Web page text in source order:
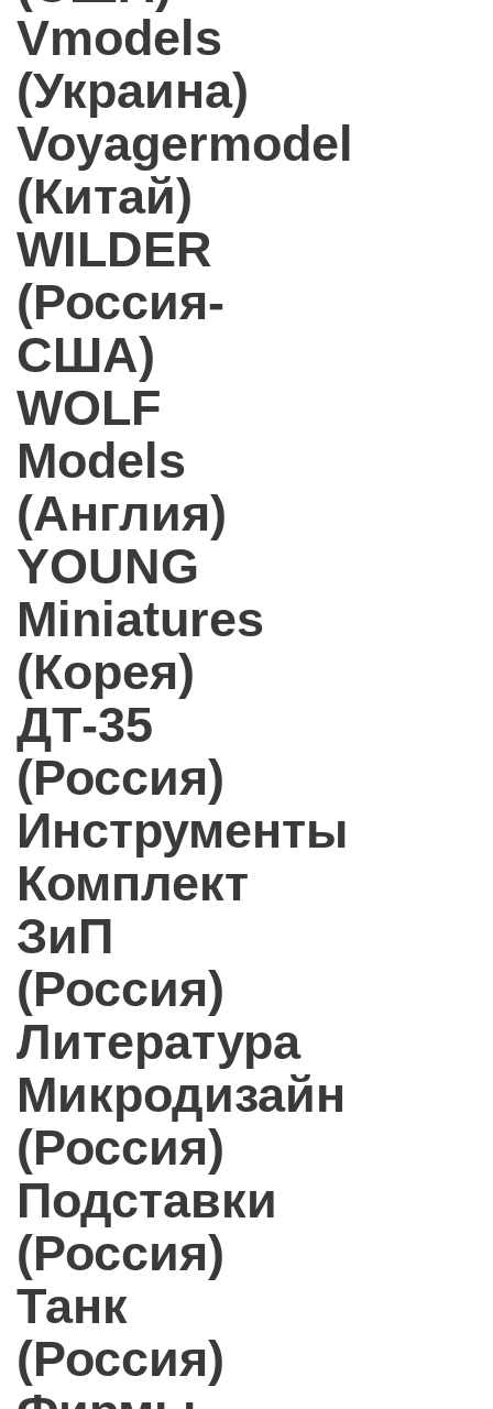
Vmodels
(Украина)
Voyagermodel
(Китай)
WILDER
(Россия-
США)
WOLF
Models
(Англия)
YOUNG
Miniatures
(Корея)
ДТ-35
(Россия)
Инструменты
Комплект
ЗиП
(Россия)
Литература
Микродизайн
(Россия)
Подставки
(Россия)
Танк
(Россия)